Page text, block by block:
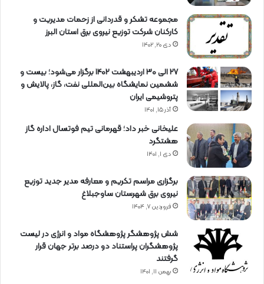
مجموعه تشکر و قدردانی از زحمات مدیریت و
کارکنان شرکت توزیع نیروی برق استان البرز
دی ۲۰, ۱۴۰۲
27 الی 30 اردیبهشت 1402 برگزار می‌شود؛ بیست و
ششمین نمایشگاه بین‌المللی نفت، گاز، پالایش و
پتروشیمی ایران
آذر ۱۵, ۱۴۰۱
علیخانی خبر داد؛ قهرمانی تیم فوتسال اداره گاز
هشتگرد
دی ۱, ۱۴۰۱
برگزاری مراسم تكریم و معارفه مدیر جدید توزیع
نیروی برق شهرستان ساوجبلاغ
فروردین ۷, ۱۴۰۴
شش پژوهشگر پژوهشگاه مواد و انرژی در لیست
پژوهشگران پراستناد دو درصد برتر جهان قرار
گرفتند
بهمن ۱۱, ۱۴۰۱